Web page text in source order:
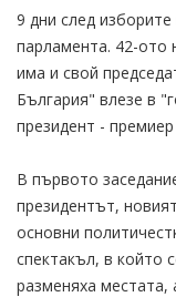
9 дни след
парламента. 42-ото
има и свой
България" влезе в
президент -
В първото
президентът,
основни
спектакъл, в който
разменяха